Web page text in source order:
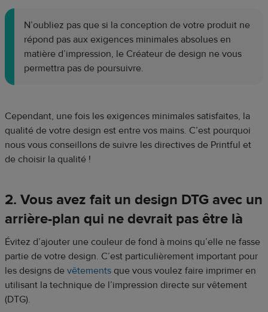
N’oubliez pas que si la conception de votre produit ne
répond pas aux exigences minimales absolues en
matière d’impression, le Créateur de design ne vous
permettra pas de poursuivre.
Cependant, une fois les exigences minimales satisfaites, la
qualité de votre design est entre vos mains. C’est pourquoi
nous vous conseillons de suivre les directives de Printful et
de choisir la qualité !
2. Vous avez fait un design DTG avec un
arrière-plan qui ne devrait pas être là
Évitez d’ajouter une couleur de fond à moins qu’elle ne fasse
partie de votre design. C’est particulièrement important pour
les designs de vêtements que vous voulez faire imprimer en
utilisant la technique de l’impression directe sur vêtement
(DTG).